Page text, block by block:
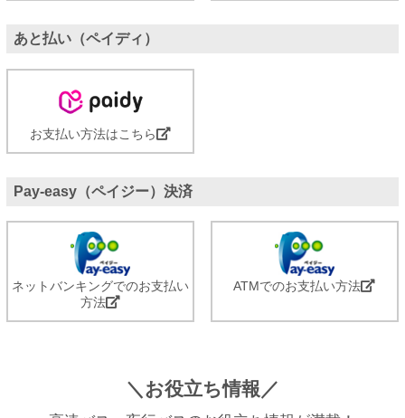
あと払い（ペイディ）
お支払い方法はこちら
Pay-easy（ペイジー）決済
ネットバンキングでのお支払い
方法
ATMでのお支払い方法
＼お役立ち情報／